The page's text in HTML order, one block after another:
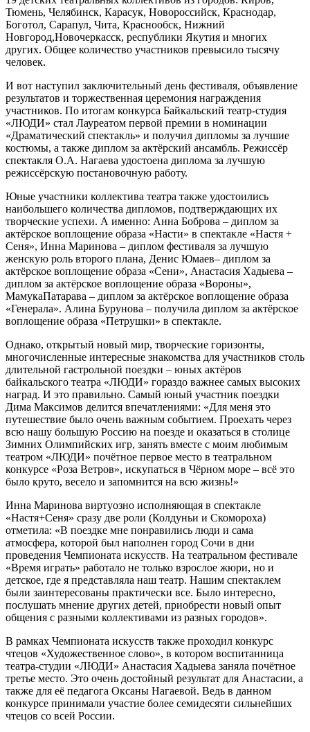
Тюмень, Челябинск, Карасук, Новороссийск, Краснодар,
Боготол, Сарапул, Чита, Краснообск, Нижний
Новгород,Новочеркасск, республики Якутия и многих
других. Общее количество участников превысило тысячу
человек.
И вот наступил заключительный день фестиваля, объявление
результатов и торжественная церемония награждения
участников. По итогам конкурса Байкальский театр-студия
«ЛЮДИ» стал Лауреатом первой премии в номинации
«Драматический спектакль» и получил дипломы за лучшие
костюмы, а также диплом за актёрский ансамбль. Режиссёр
спектакля О.А. Нагаева удостоена диплома за лучшую
режиссёрскую постановочную работу.
Юные участники коллектива театра также удостоились
наибольшего количества дипломов, подтверждающих их
творческие успехи. А именно: Анна Боброва – диплом за
актёрское воплощение образа «Насти» в спектакле «Настя +
Сеня», Инна Маринова – диплом фестиваля за лучшую
женскую роль второго плана, Денис Юмаев– диплом за
актёрское воплощение образа «Сени», Анастасия Хадыева –
диплом за актёрское воплощение образа «Вороны»,
МамукаПатарава – диплом за актёрское воплощение образа
«Генерала». Алина Бурунова – получила диплом за актёрское
воплощение образа «Петрушки» в спектакле.
Однако, открытый новый мир, творческие горизонты,
многочисленные интересные знакомства для участников столь
длительной гастрольной поездки – юных актёров
байкальского театра «ЛЮДИ» гораздо важнее самых высоких
наград. И это правильно. Самый юный участник поездки
Дима Максимов делится впечатлениями: «Для меня это
путешествие было очень важным событием. Проехать через
всю нашу большую Россию на поезде и оказаться в столице
Зимних Олимпийских игр, занять вместе с моим любимым
театром «ЛЮДИ» почётное первое место в театральном
конкурсе «Роза Ветров», искупаться в Чёрном море – всё это
было круто, весело и запомнится на всю жизнь!»
Инна Маринова виртуозно исполняющая в спектакле
«Настя+Сеня» сразу две роли (Колдуньи и Скомороха)
отметила: «В поездке мне понравились люди и сама
атмосфера, которой был наполнен город Сочи в дни
проведения Чемпионата искусств. На театральном фестивале
«Время играть» работало не только взрослое жюри, но и
детское, где я представляла наш театр. Нашим спектаклем
были заинтересованы практически все. Было интересно,
послушать мнение других детей, приобрести новый опыт
общения с разными коллективами из разных городов».
В рамках Чемпионата искусств также проходил конкурс
чтецов «Художественное слово», в котором воспитанница
театра-студии «ЛЮДИ» Анастасия Хадыева заняла почётное
третье место. Это очень достойный результат для Анастасии, а
также для её педагога Оксаны Нагаевой. Ведь в данном
конкурсе принимали участие более семидесяти сильнейших
чтецов со всей России.